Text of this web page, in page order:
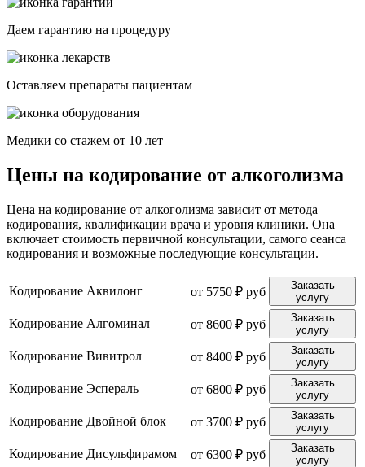
Даем гарантию на процедуру
Оставляем препараты пациентам
Медики со стажем от 10 лет
Цены на кодирование от алкоголизма
Цена на кодирование от алкоголизма зависит от метода
кодирования, квалификации врача и уровня клиники. Она
включает стоимость первичной консультации, самого сеанса
кодирования и возможные последующие консультации.
Кодирование Аквилонг от 5750 ₽ руб
Заказать
услугу
Кодирование Алгоминал от 8600 ₽ руб
Заказать
услугу
Кодирование Вивитрол от 8400 ₽ руб
Заказать
услугу
Кодирование Эспераль от 6800 ₽ руб
Заказать
услугу
Кодирование Двойной блок от 3700 ₽ руб
Заказать
услугу
Кодирование Дисульфирамом от 6300 ₽ руб
Заказать
услугу